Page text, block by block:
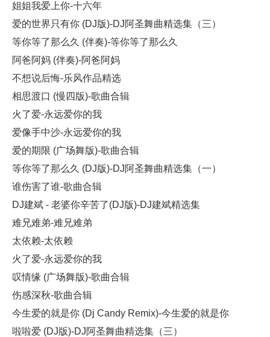
姐姐我爱上你-十六年
爱的世界只有你 (DJ版)-DJ阿圣舞曲精选集（三）
等你等了那么久 (伴奏)-等你等了那么久
阿爸阿妈 (伴奏)-阿爸阿妈
不想说后悔-乐风作品精选
相思渡口 (慢四版)-歌曲合辑
火了爱-永远爱你的我
爱像手中沙-永远爱你的我
爱的期限 (广场舞版)-歌曲合辑
等你等了那么久 (DJ版)-DJ阿圣舞曲精选集（一）
谁伤害了谁-歌曲合辑
DJ建斌 - 老婆你辛苦了(DJ版)-DJ建斌精选集
难兄难弟-难兄难弟
太依赖-太依赖
火了爱-永远爱你的我
叹情缘 (广场舞版)-歌曲合辑
伤感深秋-歌曲合辑
今生爱的就是你 (Dj Candy Remix)-今生爱的就是你
啦啦爱 (DJ版)-DJ阿圣舞曲精选集（三）